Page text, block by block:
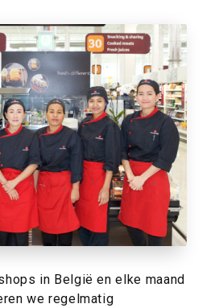
in België en elke maand
we regelmatig